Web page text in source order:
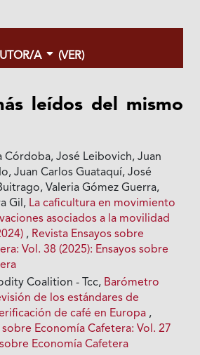
A (VER)
leídos del mismo
Córdoba, José Leibovich, Juan
Juan Carlos Guataquí, José
Valeria Gómez Guerra,
Gil, La caficultura en movimiento
asociados a la movilidad
, Revista Ensayos sobre
Vol. 38 (2025): Ensayos sobre
Coalition - Tcc, Barómetro
de los estándares de
de café en Europa ,
sobre Economía Cafetera: Vol. 27
Economía Cafetera